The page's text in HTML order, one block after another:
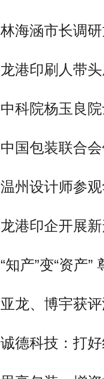
林海涵市长调研
龙港印刷人带
中科院杨玉良
中国包装联合
温州设计师参
龙港印企开展
“知产”变“资产”
亚龙、博宇获
诚德科技：打